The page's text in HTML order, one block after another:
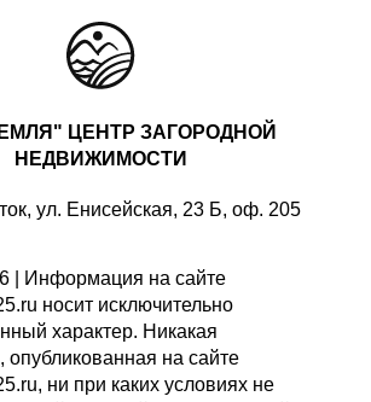
ЦЕНТР ЗАГОРОДНОЙ
НЕДВИЖИМОСТИ
ул. Енисейская, 23 Б, оф. 205
| Информация на сайте
носит исключительно
характер. Никакая
на сайте
ни при каких условиях не